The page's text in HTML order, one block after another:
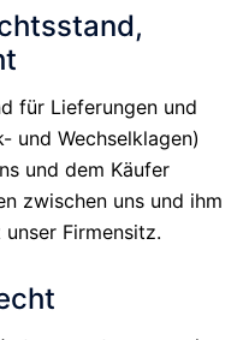
für Lieferungen und
und Wechselklagen)
und dem Käufer
zwischen uns und ihm
Firmensitz.